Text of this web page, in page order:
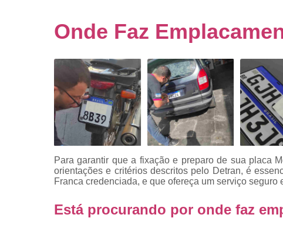
Placa de motos
Placas
automotivas
Placas de carro
Placas de
veículo
Placas
Placas modelo
mercosul
carro
Onde Faz
Para garantir que a fixação e preparo de sua placa
orientações e critérios descritos pelo Detran, é
Franca credenciada, e que ofereça um serviço seguro
Está procurando por onde faz